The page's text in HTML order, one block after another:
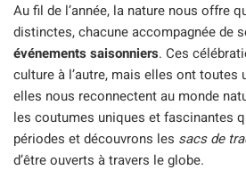
Au fil de l’année, la nature nous offre
distinctes, chacune accompagnée de
événements saisonniers. Ces
culture à l’autre, mais elles ont toutes
elles nous reconnectent au monde
les coutumes uniques et fascinantes
périodes et découvrons les sacs de
d’être ouverts à travers le globe.